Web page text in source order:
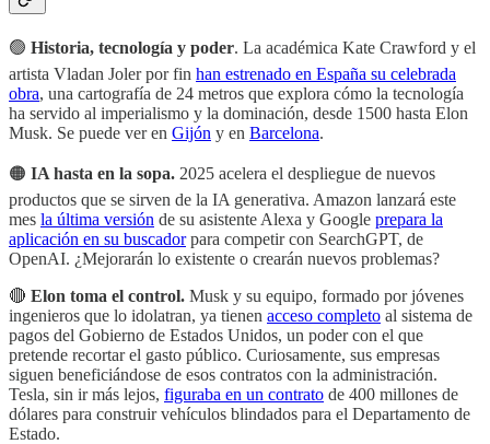
🟢 Historia, tecnología y poder. La académica Kate Crawford y el
artista Vladan Joler por fin han estrenado en España su celebrada
obra, una cartografía de 24 metros que explora cómo la tecnología
ha servido al imperialismo y la dominación, desde 1500 hasta Elon
Musk. Se puede ver en Gijón y en Barcelona.
🟠 IA hasta en la sopa. 2025 acelera el despliegue de nuevos
productos que se sirven de la IA generativa. Amazon lanzará este
mes la última versión de su asistente Alexa y Google prepara la
aplicación en su buscadorpara competir con SearchGPT, de
OpenAI. ¿Mejorarán lo existente o crearán nuevos problemas?
🔴 Elon toma el control. Musk y su equipo, formado por jóvenes
ingenieros que lo idolatran, ya tienen acceso completo al sistema de
pagos del Gobierno de Estados Unidos, un poder con el que
pretende recortar el gasto público. Curiosamente, sus empresas
siguen beneficiándose de esos contratos con la administración.
Tesla, sin ir más lejos, figuraba en un contrato de 400 millones de
dólares para construir vehículos blindados para el Departamento de
Estado.